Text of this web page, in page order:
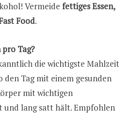
Vermeide fettiges Essen,
Food.
Tag?
die wichtigste Mahlzeit
den Tag mit einem gesunden
mit wichtigen
lang satt hält. Empfohlen